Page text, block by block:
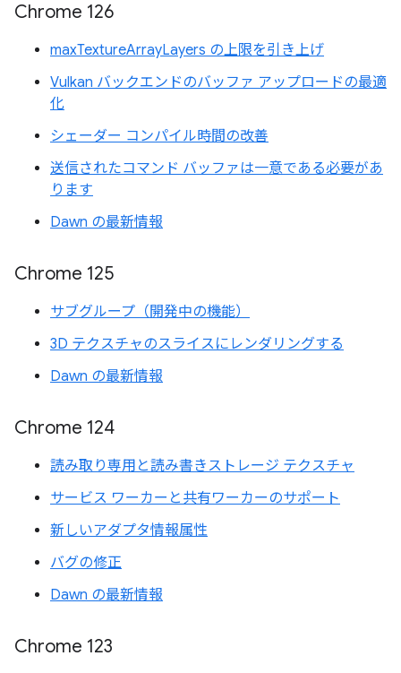
Chrome 126
maxTextureArrayLayers の上限を引き上げ
Vulkan バックエンドのバッファ アップロードの最適
化
シェーダー コンパイル時間の改善
送信されたコマンド バッファは一意である必要があ
ります
Dawn の最新情報
Chrome 125
サブグループ（開発中の機能）
3D テクスチャのスライスにレンダリングする
Dawn の最新情報
Chrome 124
読み取り専用と読み書きストレージ テクスチャ
サービス ワーカーと共有ワーカーのサポート
新しいアダプタ情報属性
バグの修正
Dawn の最新情報
Chrome 123